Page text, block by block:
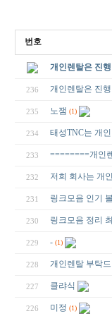
번호
개인렌탈은 진
236 개인렌탈은 진
235 노잼 (1)
234 태성TNC는 개
233 ========개인
232 저희 회사는 개
231 링크모음 인기
230 링크모음 정리
229 - (1)
228 개인렌탈 부탁
227 클랴식
226 미정 (1)